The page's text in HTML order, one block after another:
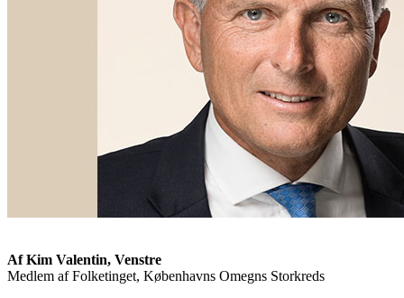
Af Kim Valentin, Venstre
Medlem af Folketinget, Københavns Omegns Storkreds